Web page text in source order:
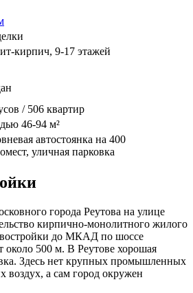
кирпич, 9-17 этажей
/ 506 квартир
46-94 м²
автостоянка на 400
уличная парковка
города Реутова на улице
кирпично-монолитного жилого
до МКАД по шоссе
около 500 м. В Реутове хорошая
Здесь нет крупных промышленных
воздух, а сам город окружен